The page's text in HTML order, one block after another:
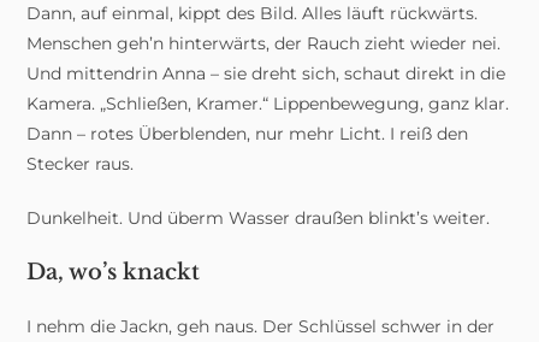
Dann, auf einmal, kippt des Bild. Alles läuft rückwärts.
Menschen geh’n hinterwärts, der Rauch zieht wieder nei.
Und mittendrin Anna – sie dreht sich, schaut direkt in die
Kamera. „Schließen, Kramer.“ Lippenbewegung, ganz klar.
Dann – rotes Überblenden, nur mehr Licht. I reiß den
Stecker raus.
Dunkelheit. Und überm Wasser draußen blinkt’s weiter.
Da, wo’s knackt
I nehm die Jackn, geh naus. Der Schlüssel schwer in der